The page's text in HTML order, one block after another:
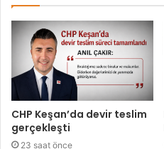
CHP Keşan’da devir teslim
gerçekleşti
23 saat önce